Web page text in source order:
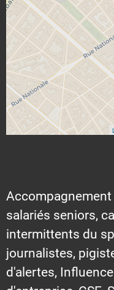
salariés seniors,
intermittents du
journalistes,
d'alertes,